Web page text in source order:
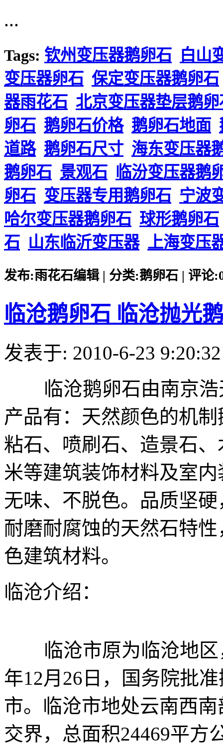
...
Tags: 钦州变压器鹅卵石 白山
变压器卵石 保定变压器鹅卵石
器雨花石 北京变压器垫层鹅卵
卵石 鹅卵石价格 鹅卵石地面
道路 鹅卵石尺寸 海东变压器
鹅卵石 景观石 临汾变压器鹅
卵石 变压器专用鹅卵石 宁波
哈尔变压器鹅卵石 球形鹅卵石
石 山东临沂变压器 上海变压
发布:雨花石编辑 | 分类:鹅卵石 | 评论
临沧鹅卵石 临沧抛光
发表于: 2010-6-23 9:20:32
临沧鹅卵石由南京浩
产品有：天然颜色的机
粘石、喷刷石、造景石
米等建筑装饰材料及室
无味、不脱色。品质坚
耐磨耐腐蚀的天然石特
色建筑材料。
临沧介绍：
临沧市原为临沧地区
年12月26日，国务院批
市。临沧市地处云南西
交界，总面积24469平方